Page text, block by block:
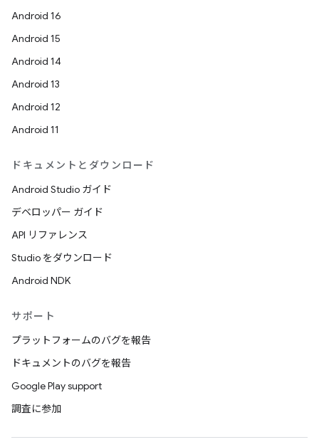
Android 16
Android 15
Android 14
Android 13
Android 12
Android 11
ドキュメントとダウンロード
Android Studio ガイド
デベロッパー ガイド
API リファレンス
Studio をダウンロード
Android NDK
サポート
プラットフォームのバグを報告
ドキュメントのバグを報告
Google Play support
調査に参加